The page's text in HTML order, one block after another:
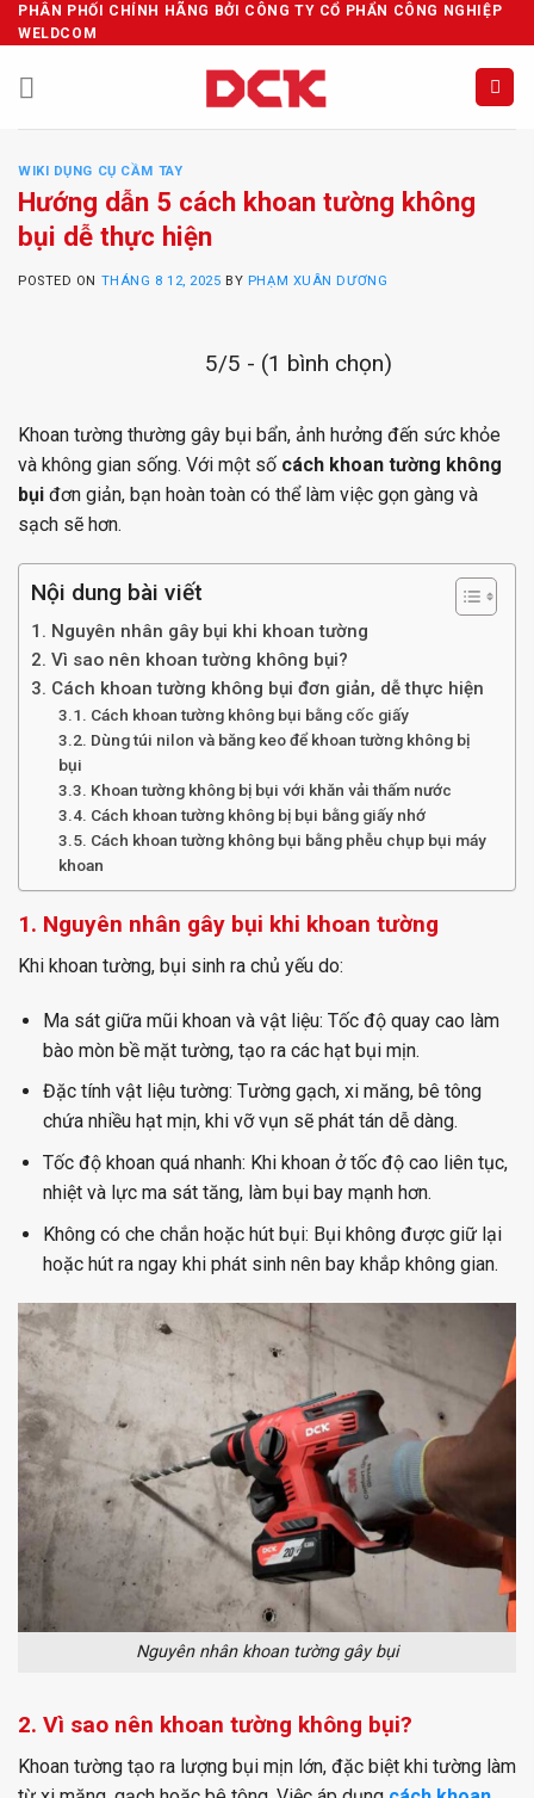
Skip
to
content
PHÂN PHỐI CHÍNH HÃNG BỞI CÔNG TY CỔ PHẨN CÔNG NGHIỆP
WELDCOM
WIKI DỤNG CỤ CẦM TAY
Hướng dẫn 5 cách khoan tường không
bụi dễ thực hiện
POSTED ON THÁNG 8 12, 2025 BY PHẠM XUÂN DƯƠNG
5/5 - (1 bình chọn)
Khoan tường thường gây bụi bẩn, ảnh hưởng đến sức khỏe
và không gian sống. Với một số cách khoan tường không
bụi đơn giản, bạn hoàn toàn có thể làm việc gọn gàng và
sạch sẽ hơn.
Nội dung bài viết
1. Nguyên nhân gây bụi khi khoan tường
2. Vì sao nên khoan tường không bụi?
3. Cách khoan tường không bụi đơn giản, dễ thực hiện
3.1. Cách khoan tường không bụi bằng cốc giấy
3.2. Dùng túi nilon và băng keo để khoan tường không bị
bụi
3.3. Khoan tường không bị bụi với khăn vải thấm nước
3.4. Cách khoan tường không bị bụi bằng giấy nhớ
3.5. Cách khoan tường không bụi bằng phễu chụp bụi máy
khoan
1. Nguyên nhân gây bụi khi khoan tường
Khi khoan tường, bụi sinh ra chủ yếu do:
Ma sát giữa mũi khoan và vật liệu: Tốc độ quay cao làm
bào mòn bề mặt tường, tạo ra các hạt bụi mịn.
Đặc tính vật liệu tường: Tường gạch, xi măng, bê tông
chứa nhiều hạt mịn, khi vỡ vụn sẽ phát tán dễ dàng.
Tốc độ khoan quá nhanh: Khi khoan ở tốc độ cao liên tục,
nhiệt và lực ma sát tăng, làm bụi bay mạnh hơn.
Không có che chắn hoặc hút bụi: Bụi không được giữ lại
hoặc hút ra ngay khi phát sinh nên bay khắp không gian.
Nguyên nhân khoan tường gây bụi
2. Vì sao nên khoan tường không bụi?
Khoan tường tạo ra lượng bụi mịn lớn, đặc biệt khi tường làm